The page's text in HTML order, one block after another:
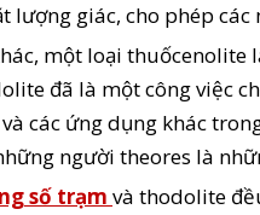
lượng giác, cho phép
một loại thuốcenolite
đã là một công việc
các ứng dụng khác
người theores là
số trạm và thodolite